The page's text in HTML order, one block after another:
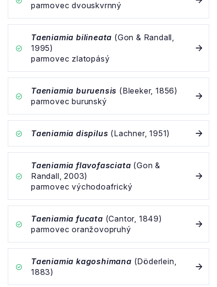
parmovec dvouskvrnný
Taeniamia bilineata (Gon & Randall,
1995)
parmovec zlatopásý
Taeniamia buruensis (Bleeker, 1856)
parmovec burunský
Taeniamia dispilus (Lachner, 1951)
Taeniamia flavofasciata (Gon &
Randall, 2003)
parmovec východoafrický
Taeniamia fucata (Cantor, 1849)
parmovec oranžovopruhý
Taeniamia kagoshimana (Döderlein,
1883)